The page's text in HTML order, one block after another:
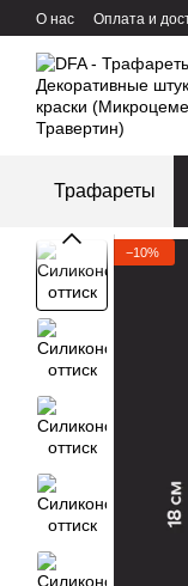
Перейти к
О нас Оплата и
Трафареты
−10%